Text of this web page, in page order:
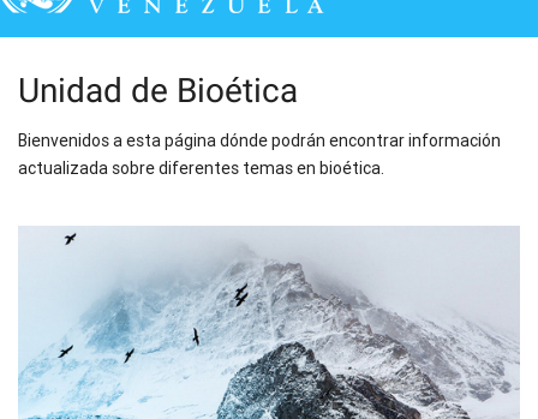
Unidad de Bioética
Bienvenidos a esta página dónde podrán encontrar información
actualizada sobre diferentes temas en bioética.